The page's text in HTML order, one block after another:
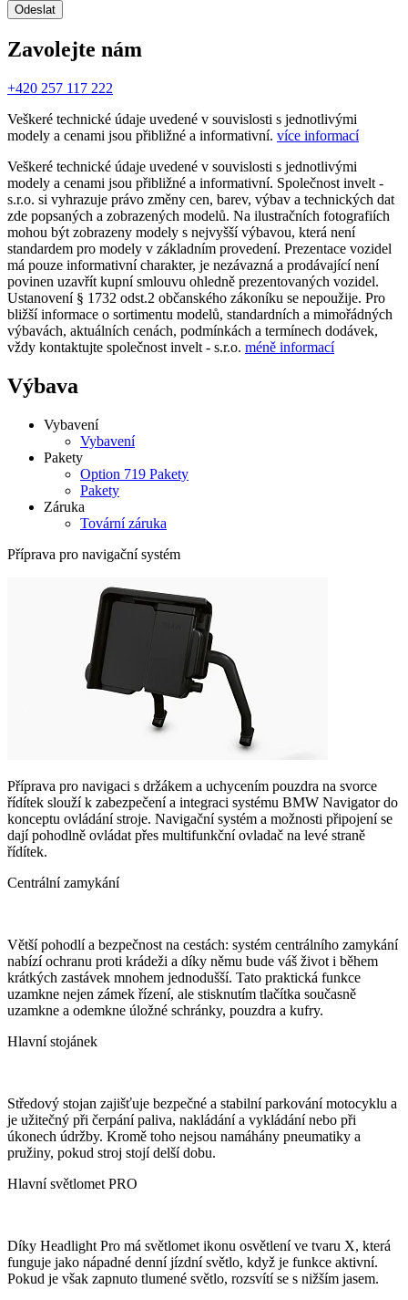
Odeslat
Zavolejte nám
+420 257 117 222
Veškeré technické údaje uvedené v souvislosti s jednotlivými
modely a cenami jsou přibližné a informativní. více informací
Veškeré technické údaje uvedené v souvislosti s jednotlivými
modely a cenami jsou přibližné a informativní. Společnost invelt -
s.r.o. si vyhrazuje právo změny cen, barev, výbav a technických dat
zde popsaných a zobrazených modelů. Na ilustračních fotografiích
mohou být zobrazeny modely s nejvyšší výbavou, která není
standardem pro modely v základním provedení. Prezentace vozidel
má pouze informativní charakter, je nezávazná a prodávající není
povinen uzavřít kupní smlouvu ohledně prezentovaných vozidel.
Ustanovení § 1732 odst.2 občanského zákoníku se nepoužije. Pro
bližší informace o sortimentu modelů, standardních a mimořádných
výbavách, aktuálních cenách, podmínkách a termínech dodávek,
vždy kontaktujte společnost invelt - s.r.o. méně informací
Výbava
Vybavení
Vybavení
Pakety
Option 719 Pakety
Pakety
Záruka
Tovární záruka
Příprava pro navigační systém
Příprava pro navigaci s držákem a uchycením pouzdra na svorce
řídítek slouží k zabezpečení a integraci systému BMW Navigator do
konceptu ovládání stroje. Navigační systém a možnosti připojení se
dají pohodlně ovládat přes multifunkční ovladač na levé straně
řídítek.
Centrální zamykání
Větší pohodlí a bezpečnost na cestách: systém centrálního zamykání
nabízí ochranu proti krádeži a díky němu bude váš život i během
krátkých zastávek mnohem jednodušší. Tato praktická funkce
uzamkne nejen zámek řízení, ale stisknutím tlačítka současně
uzamkne a odemkne úložné schránky, pouzdra a kufry.
Hlavní stojánek
Středový stojan zajišťuje bezpečné a stabilní parkování motocyklu a
je užitečný při čerpání paliva, nakládání a vykládání nebo při
úkonech údržby. Kromě toho nejsou namáhány pneumatiky a
pružiny, pokud stroj stojí delší dobu.
Hlavní světlomet PRO
Díky Headlight Pro má světlomet ikonu osvětlení ve tvaru X, která
funguje jako nápadné denní jízdní světlo, když je funkce aktivní.
Pokud je však zapnuto tlumené světlo, rozsvítí se s nižším jasem.